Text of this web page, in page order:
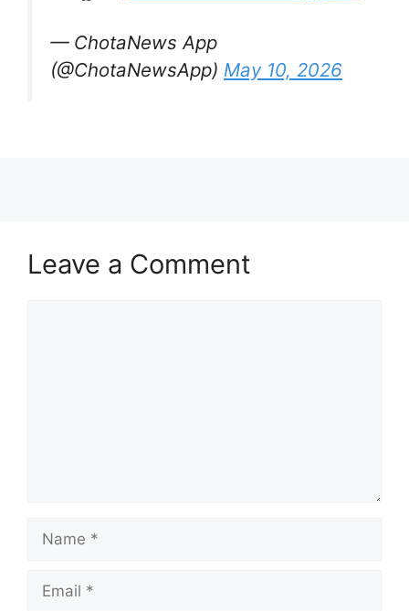
— ChotaNews App
(@ChotaNewsApp) May 10, 2026
Leave a Comment